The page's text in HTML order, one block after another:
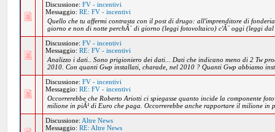
Discussione:FV - incentivi
Messaggio:RE: FV - incentivi
Quello che tu affermi contrasta con il post di drugo: all'imprenditore di
giorno e non di notte perchÃ¨ di giorno (leggi fotovoltaico) c'Ã¨ oggi (leggi
Discussione:FV - incentivi
Messaggio:RE: FV - incentivi
Analizzo i dati.. Sono prigioniero dei dati... Dati che indicano meno di 2 Tw
2010. Con quanti Gwp installati, charade, nel 2010 ? Quanti Gwp abbiamo
Discussione:FV - incentivi
Messaggio:RE: FV - incentivi
Occorrerebbe che Roberto Ariotti ci spiegasse quanto incide la componente
milione in piÃ¹ di Euro che paga. Occorrerebbe anche rapportare il milione in
Discussione: Altre News
Messaggio:RE: Altre News